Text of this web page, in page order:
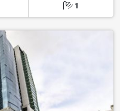
1